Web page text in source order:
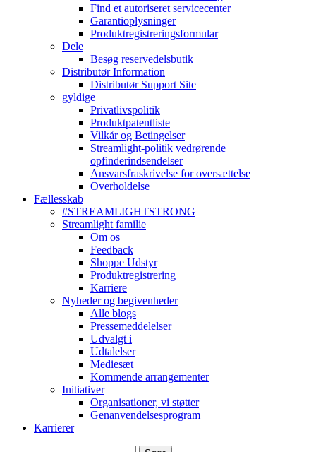
Find et autoriseret servicecenter
Garantioplysninger
Produktregistreringsformular
Dele
Besøg reservedelsbutik
Distributør Information
Distributør Support Site
gyldige
Privatlivspolitik
Produktpatentliste
Vilkår og Betingelser
Streamlight-politik vedrørende
opfinderindsendelser
Ansvarsfraskrivelse for oversættelse
Overholdelse
Fællesskab
#STREAMLIGHTSTRONG
Streamlight familie
Om os
Feedback
Shoppe Udstyr
Produktregistrering
Karriere
Nyheder og begivenheder
Alle blogs
Pressemeddelelser
Udvalgt i
Udtalelser
Mediesæt
Kommende arrangementer
Initiativer
Organisationer, vi støtter
Genanvendelsesprogram
Karrierer